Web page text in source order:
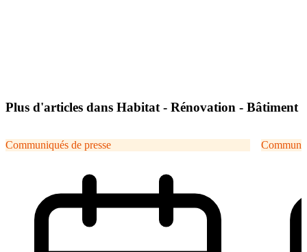
Plus d'articles dans Habitat - Rénovation - Bâtiment
Communiqués de presse